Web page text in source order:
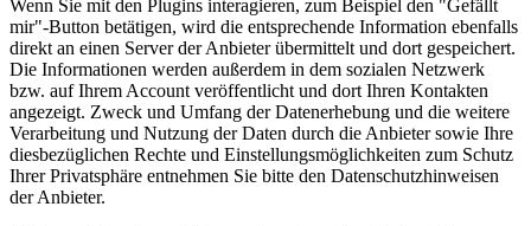
Wenn Sie mit den Plugins interagieren, zum Beispiel den "Gefällt
mir"-Button betätigen, wird die entsprechende Information ebenfalls
direkt an einen Server der Anbieter übermittelt und dort gespeichert.
Die Informationen werden außerdem in dem sozialen Netzwerk
bzw. auf Ihrem Account veröffentlicht und dort Ihren Kontakten
angezeigt. Zweck und Umfang der Datenerhebung und die weitere
Verarbeitung und Nutzung der Daten durch die Anbieter sowie Ihre
diesbezüglichen Rechte und Einstellungsmöglichkeiten zum Schutz
Ihrer Privatsphäre entnehmen Sie bitte den Datenschutzhinweisen
der Anbieter.